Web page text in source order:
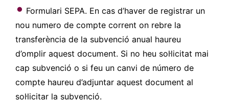
Formulari SEPA. En cas d’haver de registrar un
nou numero de compte corrent on rebre la
transferència de la subvenció anual haureu
d’omplir aquest document. Si no heu sol·licitat mai
cap subvenció o si feu un canvi de número de
compte haureu d’adjuntar aquest document al
sol·licitar la subvenció.